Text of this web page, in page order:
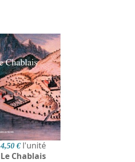
4,50 € l'unité
Le Chablais